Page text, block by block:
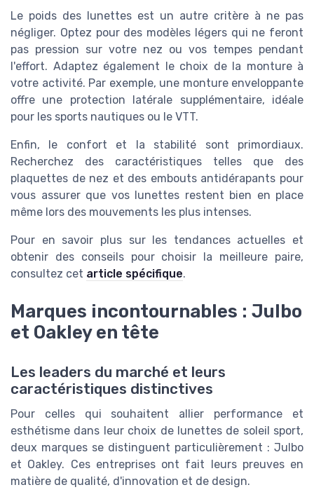
Le poids des lunettes est un autre critère à ne pas
négliger. Optez pour des modèles légers qui ne feront
pas pression sur votre nez ou vos tempes pendant
l'effort. Adaptez également le choix de la monture à
votre activité. Par exemple, une monture enveloppante
offre une protection latérale supplémentaire, idéale
pour les sports nautiques ou le VTT.
Enfin, le confort et la stabilité sont primordiaux.
Recherchez des caractéristiques telles que des
plaquettes de nez et des embouts antidérapants pour
vous assurer que vos lunettes restent bien en place
même lors des mouvements les plus intenses.
Pour en savoir plus sur les tendances actuelles et
obtenir des conseils pour choisir la meilleure paire,
consultez cet article spécifique.
Marques incontournables : Julbo
et Oakley en tête
Les leaders du marché et leurs
caractéristiques distinctives
Pour celles qui souhaitent allier performance et
esthétisme dans leur choix de lunettes de soleil sport,
deux marques se distinguent particulièrement : Julbo
et Oakley. Ces entreprises ont fait leurs preuves en
matière de qualité, d'innovation et de design.